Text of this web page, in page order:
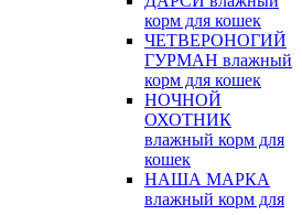
корм для кошек
ЧЕТВЕРОНОГИЙ
ГУРМАН влажный
корм для кошек
НОЧНОЙ
ОХОТНИК
влажный корм для
кошек
НАША МАРКА
влажный корм для